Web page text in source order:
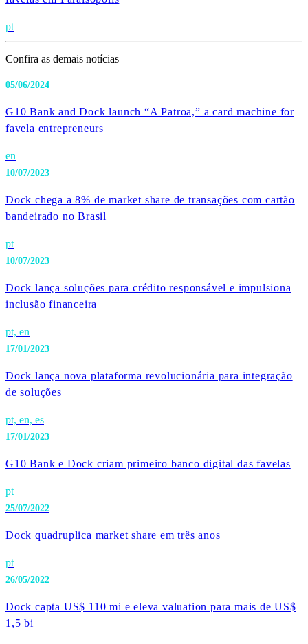
pt
Confira as demais notícias
05/06/2024
G10 Bank and Dock launch “A Patroa,” a card machine for
favela entrepreneurs
en
10/07/2023
Dock chega a 8% de market share de transações com cartão
bandeirado no Brasil
pt
10/07/2023
Dock lança soluções para crédito responsável e impulsiona
inclusão financeira
pt, en
17/01/2023
Dock lança nova plataforma revolucionária para integração
de soluções
pt, en, es
17/01/2023
G10 Bank e Dock criam primeiro banco digital das favelas
pt
25/07/2022
Dock quadruplica market share em três anos
pt
26/05/2022
Dock capta US$ 110 mi e eleva valuation para mais de US$
1,5 bi